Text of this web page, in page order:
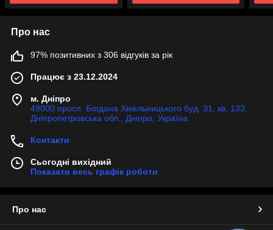
Про нас
97% позитивних з 306 відгуків за рік
Працює з 23.12.2024
м. Дніпро
49000 просп. Богдана Хмельницького буд. 31, кв. 133,
Дніпропетровська обл., Дніпро, Україна
Контакти
Сьогодні вихідний
Показати весь графік роботи
Про нас